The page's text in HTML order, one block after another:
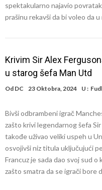
spektakularno najavio
prašinu rekavši da bi voleo da
Krivim Sir Alex
u starog šefa Man Utd
Od DC 23 Oktobra, 2024 U :
Bivši odbrambeni igrač
zašto krivi legendarnog šefa
takođe uživao veliki uspeh u
osvojivši niz titula uključujući
Francuz je sada dao svoj sud
zašto smatra da se igrači bore